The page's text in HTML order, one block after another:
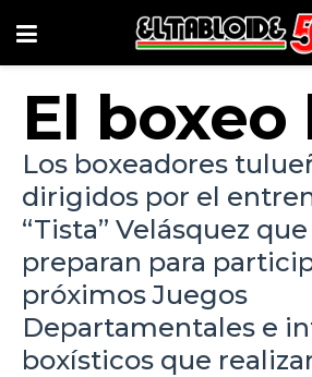
El boxeo
Los boxeadores
dirigidos por el
“Tista” Velásquez que
preparan para
próximos Juegos
Departamentales e
boxísticos que